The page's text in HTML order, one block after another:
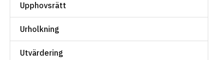
Upphovsrätt
Urholkning
Utvärdering